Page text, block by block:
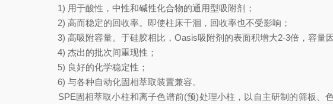
1) 用于酸性，中性和碱性化合物的通用型吸附剂；
2) 高而稳定的回收率。即使柱床干涸，回收率也不受影响；
3) 高吸附容量。于硅胶相比，Oasis吸附剂的表面积增大2-3倍，容量
4) 杰出的批次间重现性；
5) 良好的化学稳定性；
6) 与各种自动化固相萃取装置兼容。
SPE固相萃取小柱和离子色谱前(预)处理小柱，以自主研制的筛板、